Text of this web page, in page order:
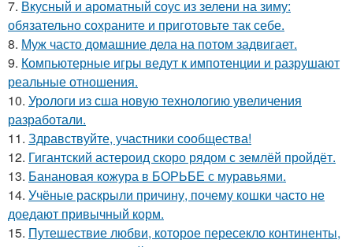
7. Вкусный и ароматный соус из зелени на зиму:
обязательно сохраните и приготовьте так себе.
8. Муж часто домашние дела на потом задвигает.
9. Компьютерные игры ведут к импотенции и разрушают
реальные отношения.
10. Урологи из сша новую технологию увеличения
разработали.
11. Здравствуйте, участники сообщества!
12. Гигантский астероид скоро рядом с землёй пройдёт.
13. Банановая кожура в БОРЬБЕ с муравьями.
14. Учёные раскрыли причину, почему кошки часто не
доедают привычный корм.
15. Путешествие любви, которое пересекло континенты,